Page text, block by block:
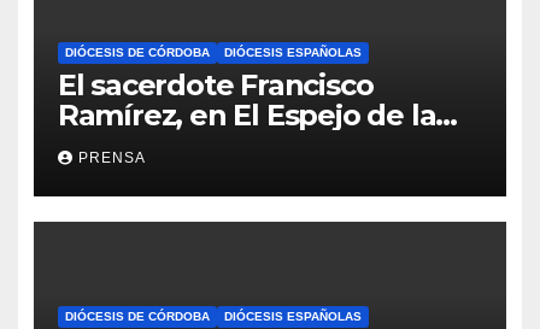
DIÓCESIS DE CÓRDOBA DIÓCESIS ESPAÑOLAS
El sacerdote Francisco
Ramírez, en El Espejo de la
Iglesia
PRENSA
DIÓCESIS DE CÓRDOBA DIÓCESIS ESPAÑOLAS